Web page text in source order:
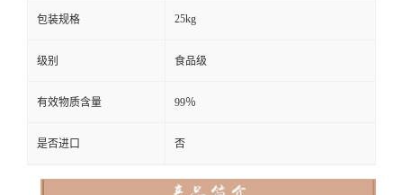
包装规格 25kg
级别 食品级
有效物质含量 99％
是否进口 否